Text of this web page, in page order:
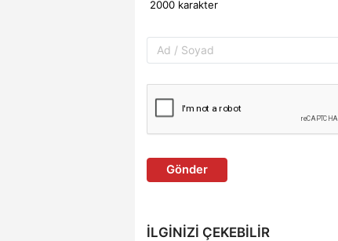
Gönder
İLGINIZI ÇEKEBILIR